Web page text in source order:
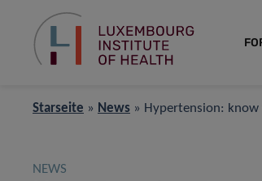
Starseite » News » Hypertension:
NEWS